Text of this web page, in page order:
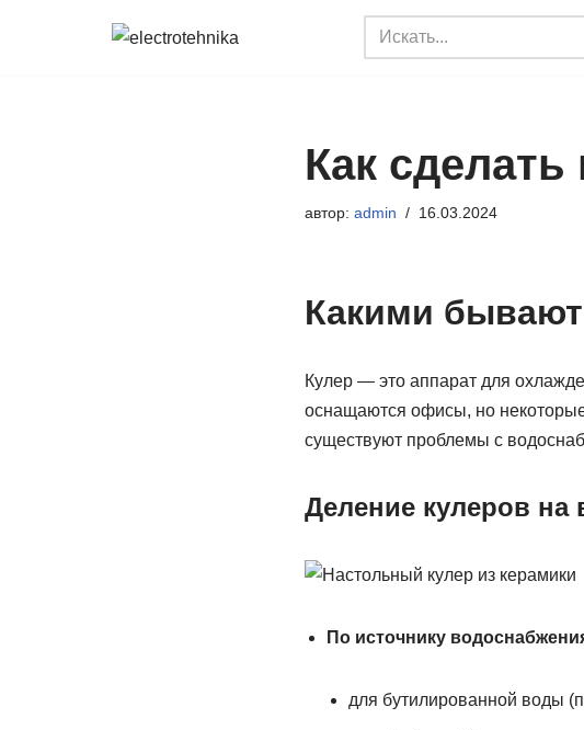
Как
автор: admin 16.03.2024
Какими
Кулер — это аппарат для
оснащаются офисы, но
существуют проблемы с
Деление кулеров
По источнику
для бутилированной воды